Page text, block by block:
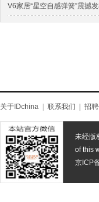
V6家居“星空自感弹簧”震撼
关于IDchina 联系我们 招
未经版
of this
京ICP